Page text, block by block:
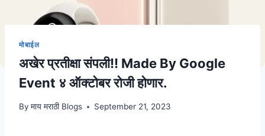
मोबाईल
अखेर प्रतीक्षा संपली!! Made By Google
Event ४ ऑक्टोबर रोजी होणार.
By माय मराठी Blogs September 21, 2023